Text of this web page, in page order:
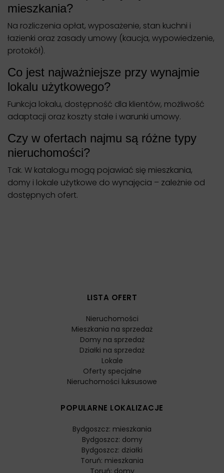
mieszkania?
Na rozliczenia opłat, wyposażenie, stan kuchni i
łazienki oraz zasady umowy (kaucja, wypowiedzenie,
protokół).
Co jest najważniejsze przy wynajmie
lokalu użytkowego?
Funkcja lokalu, dostępność dla klientów, możliwość
adaptacji oraz koszty stałe i warunki umowy.
Czy w ofertach najmu są różne typy
nieruchomości?
Tak. W katalogu mogą pojawiać się mieszkania,
domy i lokale użytkowe do wynajęcia – zależnie od
dostępnych ofert.
LISTA OFERT
Nieruchomości
Mieszkania na sprzedaż
Domy na sprzedaż
Działki na sprzedaż
Lokale
Oferty specjalne
Nieruchomości luksusowe
POPULARNE LOKALIZACJE
Bydgoszcz: mieszkania
Bydgoszcz: domy
Bydgoszcz: działki
Toruń: mieszkania
Toruń: domy